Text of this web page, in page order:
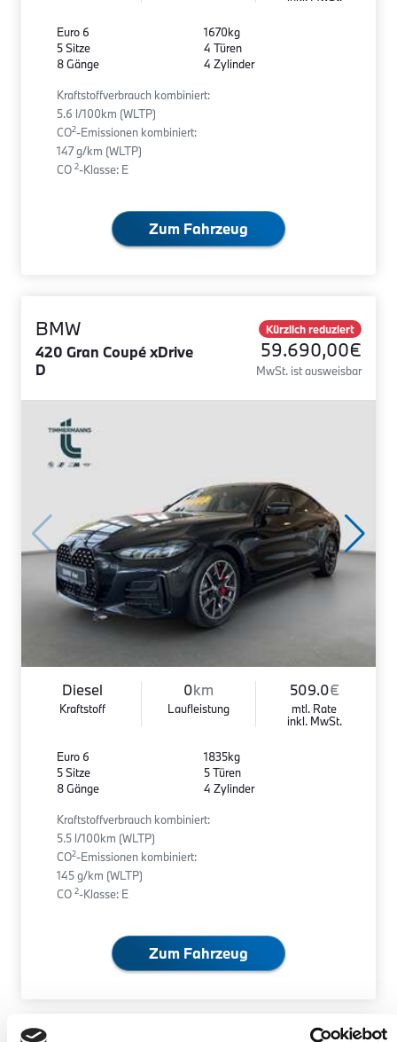
Euro 6
5 Sitze
8 Gänge
1670kg
4 Türen
4 Zylinder
Kraftstoffverbrauch kombiniert:
5.6 l/100km (WLTP)
CO2-Emissionen kombiniert:
147 g/km (WLTP)
CO 2-Klasse: E
Zum Fahrzeug
BMW
420 Gran Coupé xDrive
D
Kürzlich reduziert
59.690,00€
MwSt. ist ausweisbar
Diesel
Kraftstoff
0km
Laufleistung
509.0€
mtl. Rate
inkl. MwSt.
Euro 6
5 Sitze
8 Gänge
1835kg
5 Türen
4 Zylinder
Kraftstoffverbrauch kombiniert:
5.5 l/100km (WLTP)
CO2-Emissionen kombiniert:
145 g/km (WLTP)
CO 2-Klasse: E
Zum Fahrzeug